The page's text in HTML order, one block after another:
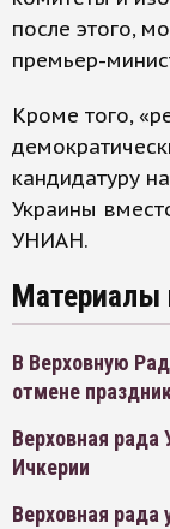
после этого,
премьер-
Кроме того,
кандидатуру
Украины
УНИАН.
Материалы
В Верховную
отмене
Верховная рада
Ичкерии
Верховная рада